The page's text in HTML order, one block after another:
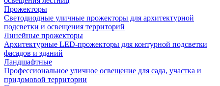
Прожекторы
Светодиодные уличные прожекторы для архитектурной
подсветки и освещения территорий
Линейные прожекторы
Архитектурные LED-прожекторы для контурной подсветки
фасадов и зданий
Ландшафтные
Профессиональное уличное освещение для сада, участка и
придомовой территории